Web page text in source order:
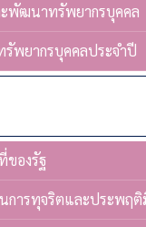
พัฒนาทรัพยากรบุคคล
พยากรบุคคลประจําปี
ของรัฐ
นการทุจริตและประพฤ